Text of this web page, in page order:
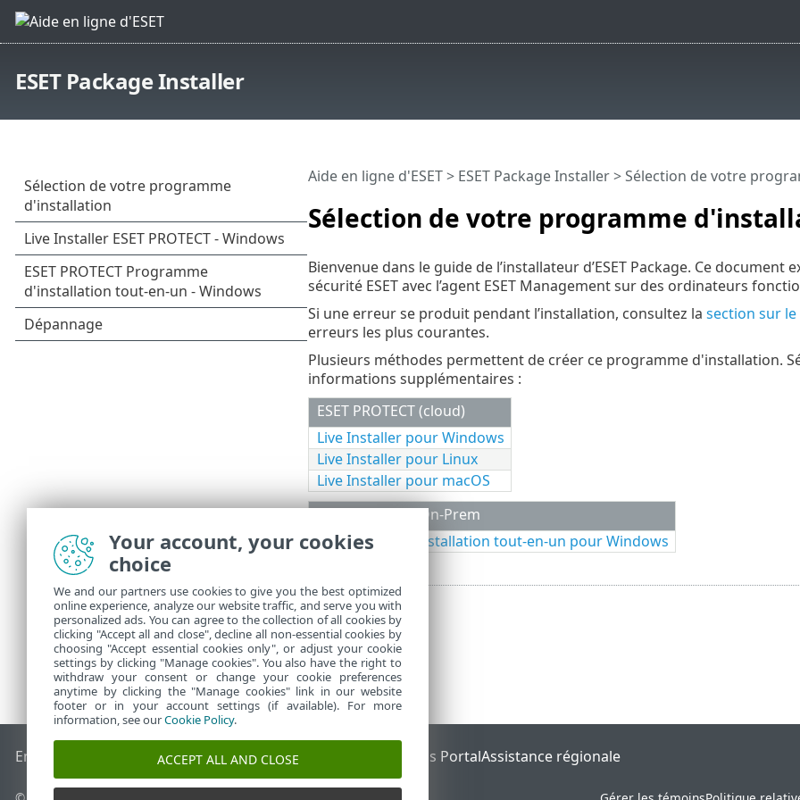
ESET Package Installer
Sélection de votre programme
Aide en ligne d'ESET> ESET Package Installer>Sélection de votre
Bienvenue dans le guide de l’installateur d’ESET Package. Ce
sécurité ESET avec l’agent ESET Management sur des ordinateurs
Si une erreur se produit pendant l’installation, consultez la section sur
erreurs les plus courantes.
Plusieurs méthodes permettent de créer ce programme d'installation.
informations supplémentaires :
ESET PROTECT (cloud)
Live Installer pour Windows
Live Installer pour Linux
Live Installer pour macOS
ESET PROTECT On-Prem
Programme d'installation tout-en-un pour Windows
End of Life Base de connaissances ESETForum ESET ESET Status PortalAssistance régionale
Your account, your cookies
choice
We and our partners use cookies to give you the best optimized
online experience, analyze our website traffic, and serve you with
personalized ads. You can agree to the collection of all cookies by
clicking "Accept all and close", decline all non-essential cookies by
choosing "Accept essential cookies only", or adjust your cookie
settings by clicking "Manage cookies". You also have the right to
withdraw your consent or change your cookie preferences
anytime by clicking the "Manage cookies" link in our website
footer or in your account settings (if available). For more
information, see ourCookie Policy.
ACCEPT ALL AND CLOSE